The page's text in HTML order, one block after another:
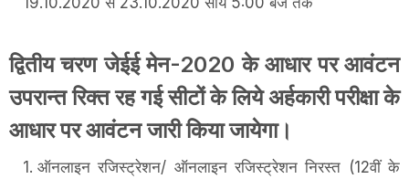
द्वितीय चरण जेईई मेन-2020 के आधार पर आवंटन
उपरान्त रिक्त रह गई सीटों के लिये अर्हकारी परीक्षा के
आधार पर आवंटन जारी किया जायेगा।
ऑनलाइन रजिस्ट्रेशन/ ऑनलाइन रजिस्ट्रेशन निरस्त (12वीं के